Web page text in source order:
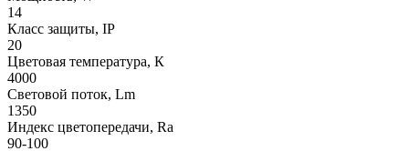
14
Класс защиты, IP
20
Цветовая температура, К
4000
Световой поток, Lm
1350
Индекс цветопередачи, Ra
90-100